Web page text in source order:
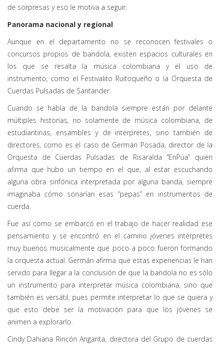
de sorpresas y eso le motiva a seguir.
Panorama nacional y regional
Aunque en el departamento no se reconocen festivales o
concursos propios de bandola, existen espacios culturales en
los que se resalta la música colombiana y el uso de
instrumento, como el Festivalito Ruitoqueño o la Orquesta de
Cuerdas Pulsadas de Santander.
Cuando se habla de la bandola siempre están por delante
múltiples historias, no solamente de música colombiana, de
estudiantinas, ensambles y de intérpretes, sino también de
directores, como es el caso de Germán Posada, director de la
Orquesta de Cuerdas Pulsadas de Risaralda “EnPúa” quien
afirma que hubo un tiempo en el que, al estar escuchando
alguna obra sinfónica interpretada por alguna banda, siempre
imaginaba cómo sonarían esas “pepas” en instrumentos de
cuerda.
Fue así como se embarcó en el trabajo de hacer realidad ese
pensamiento y se encontró en el camino jóvenes intérpretes
muy buenos musicalmente que poco a poco fueron formando
la orquesta actual. Germán afirma que estas experiencias le han
servido para llegar a la conclusión de que la bandola no es sólo
un instrumento para interpretar música colombiana, sino que
también es versátil, pues permite interpretar lo que se quiera y
que esto debe ser la motivación para que los jóvenes se
animen a explorarlo.
Cindy Dahiana Rincón Angarita, directora del Grupo de cuerdas